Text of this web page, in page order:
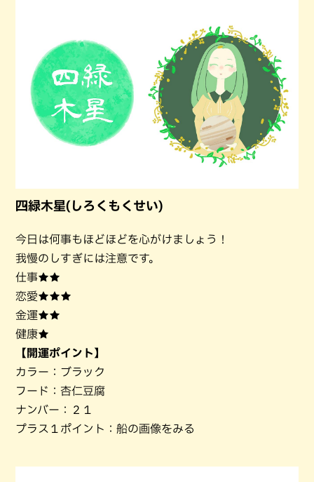
四緑木星(しろくもくせい)
今日は何事もほどほどを心がけましょう！
我慢のしすぎには注意です。
仕事★★
恋愛★★★
金運★★
健康★
【開運ポイント】
カラー：ブラック
フード：杏仁豆腐
ナンバー：２１
プラス１ポイント：船の画像をみる